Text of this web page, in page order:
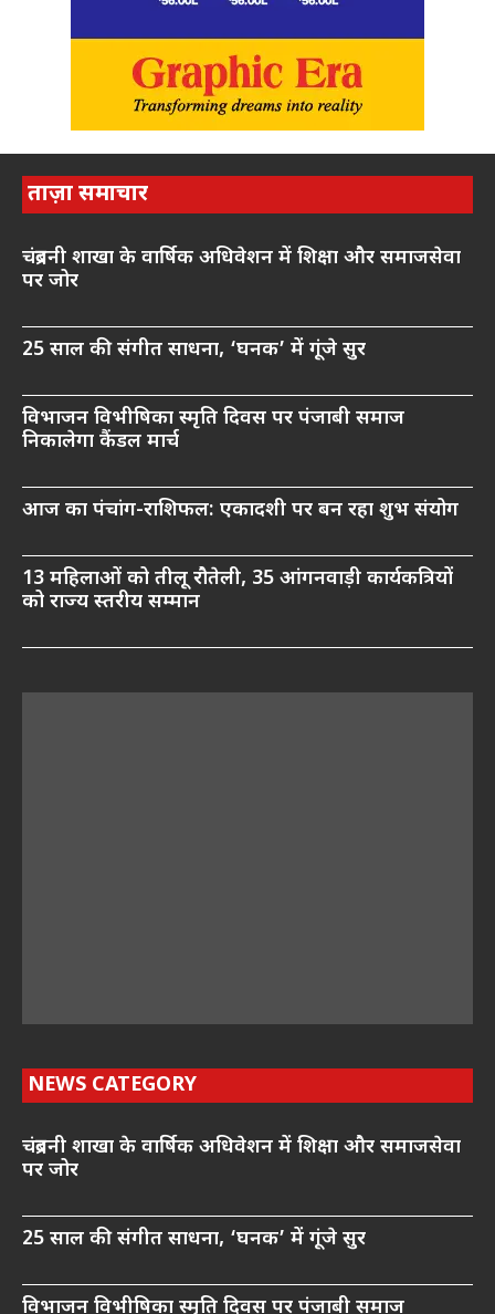
ताज़ा समाचार
चंद्रबनी शाखा के वार्षिक अधिवेशन में शिक्षा और समाजसेवा
पर जोर
25 साल की संगीत साधना, ‘घनक’ में गूंजे सुर
विभाजन विभीषिका स्मृति दिवस पर पंजाबी समाज
निकालेगा कैंडल मार्च
आज का पंचांग-राशिफल: एकादशी पर बन रहा शुभ संयोग
13 महिलाओं को तीलू रौतेली, 35 आंगनवाड़ी कार्यकत्रियों
को राज्य स्तरीय सम्मान
NEWS CATEGORY
चंद्रबनी शाखा के वार्षिक अधिवेशन में शिक्षा और समाजसेवा
पर जोर
25 साल की संगीत साधना, ‘घनक’ में गूंजे सुर
विभाजन विभीषिका स्मृति दिवस पर पंजाबी समाज